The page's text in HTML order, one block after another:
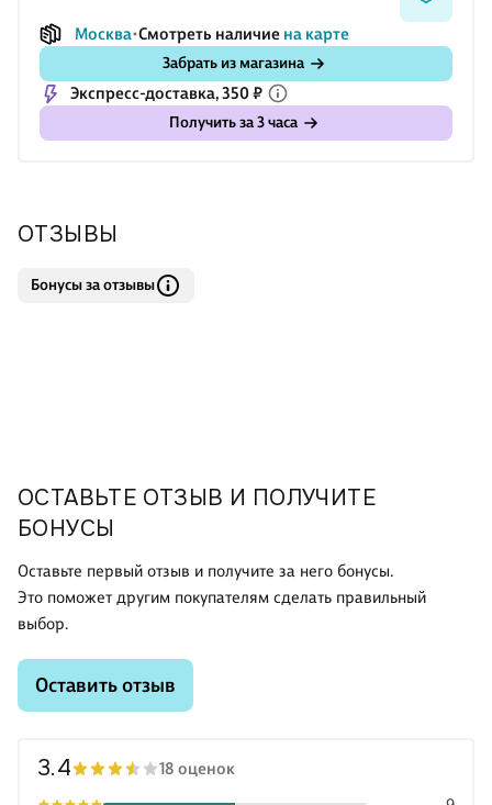
• Что такое Физика, Химия и Метафизика власти.
• Почему правитель, имея внешние признаки власти,
регалии, регламент и статус, при этом может вообще не
иметь никакой власти.
• Какие правила нарушали Хрущев и Горбачев, в результате
Москва Смотреть наличие на карте
Забрать из магазина
Экспресс-доставка, 350 ₽
Получить за 3 часа
ОТЗЫВЫ
Бонусы за отзывы
ОСТАВЬТЕ ОТЗЫВ И ПОЛУЧИТЕ
БОНУСЫ
Оставьте первый отзыв и получите за него бонусы.
Это поможет другим покупателям сделать правильный
выбор.
Оставить отзыв
3.4
18 оценок